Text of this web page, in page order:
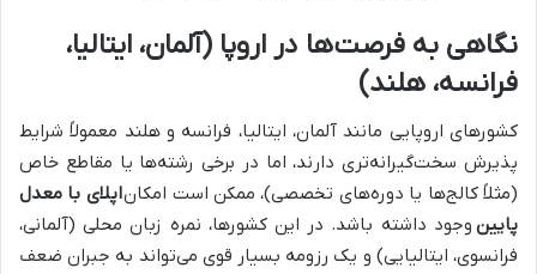
نگاهی به فرصت‌ها در اروپا (آلمان، ایتالیا،
فرانسه، هلند)
کشورهای اروپایی مانند آلمان، ایتالیا، فرانسه و هلند معمولاً شرایط
پذیرش سخت‌گیرانه‌تری دارند، اما در برخی رشته‌ها یا مقاطع خاص
(مثلاً کالج‌ها یا دوره‌های تخصصی)، ممکن است امکاناپلای با معدل
پایین وجود داشته باشد. در این کشورها، نمره زبان محلی (آلمانی،
فرانسوی، ایتالیایی) و یک رزومه بسیار قوی می‌تواند به جبران ضعف